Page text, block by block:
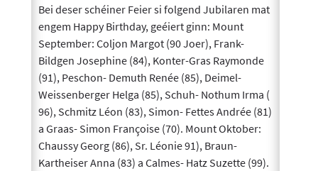
Bei deser schéiner Feier si folgend Jubilaren mat
engem Happy Birthday, geéiert ginn: Mount
September: Coljon Margot (90 Joer), Frank-
Bildgen Josephine (84), Konter-Gras Raymonde
(91), Peschon- Demuth Renée (85), Deimel-
Weissenberger Helga (85), Schuh- Nothum Irma (
96), Schmitz Léon (83), Simon- Fettes Andrée (81)
a Graas- Simon Françoise (70). Mount Oktober:
Chaussy Georg (86), Sr. Léonie 91), Braun-
Kartheiser Anna (83) a Calmes- Hatz Suzette (99).